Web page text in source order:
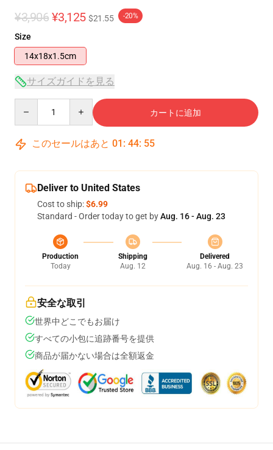
¥3,906 ¥3,125 $21.55 -20%
Size
14x18x1.5cm
サイズガイドを見る
カートに追加
このセールはあと 01 : 44: 54
Deliver to United States
Cost to ship:$6.99
Standard - Order today to get byAug. 16 - Aug. 23
Production
Today
Shipping
Aug. 12
Delivered
Aug. 16 - Aug. 23
安全な取引
世界中どこでもお届け
すべての小包に追跡番号を提供
商品が届かない場合は全額返金